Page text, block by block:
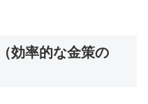
効率的な金策の